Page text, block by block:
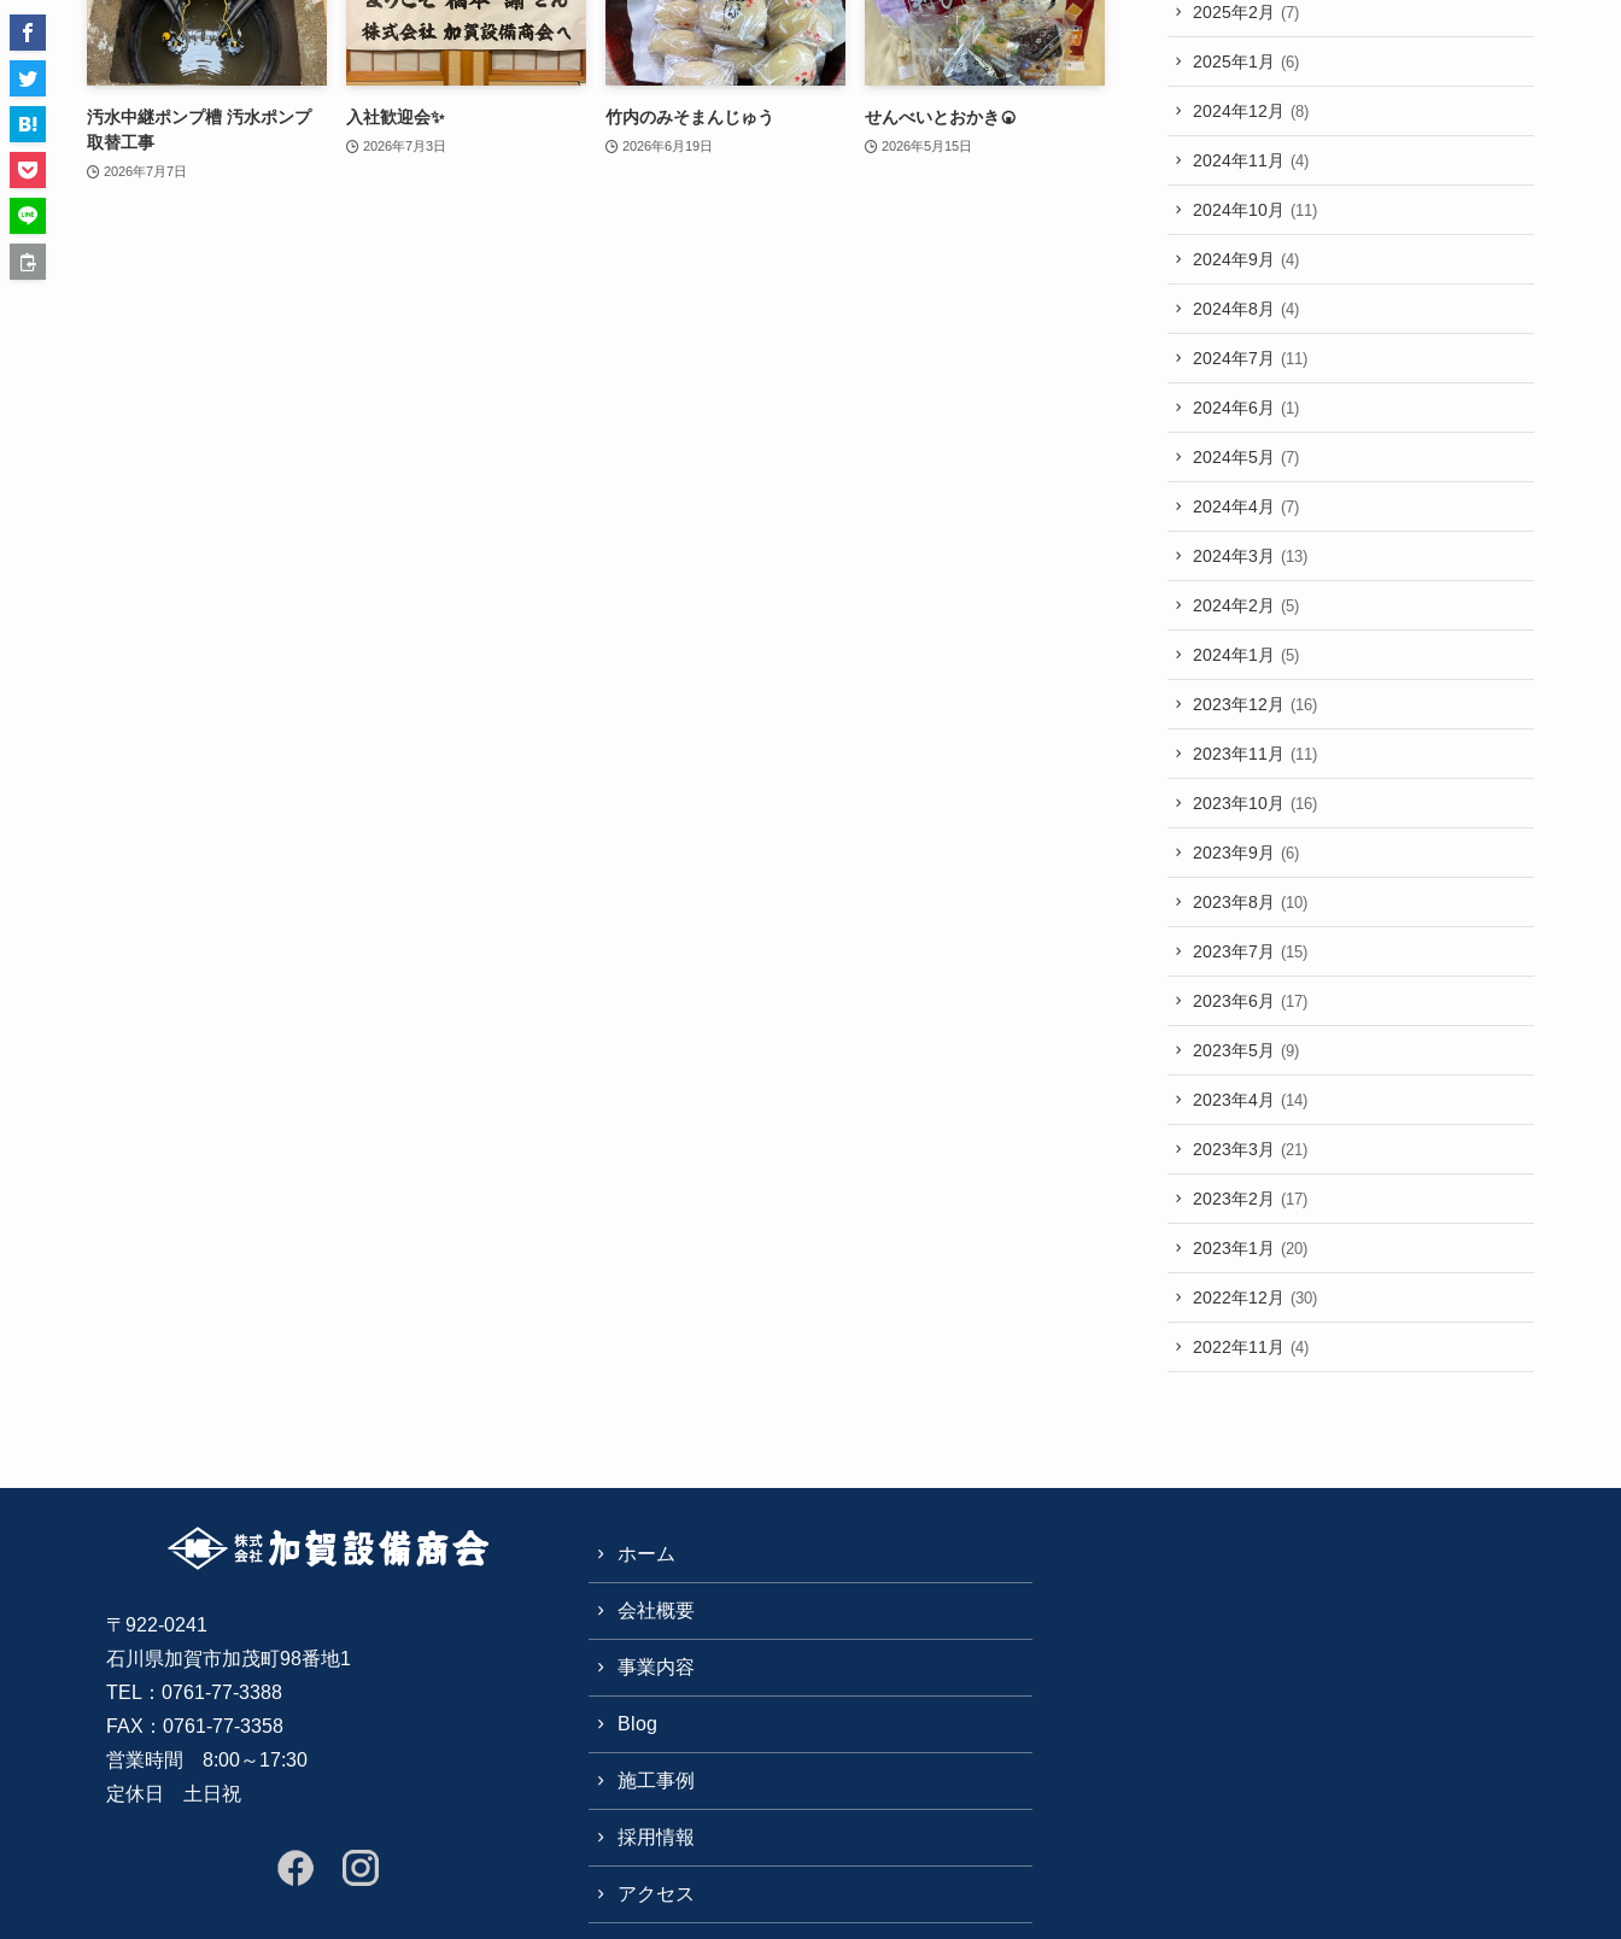
汚水中継ポンプ槽 汚水ポンプ
取替工事
2026年7月7日
入社歓迎会✨
2026年7月3日
竹内のみそまんじゅう
2026年6月19日
せんべいとおかき🍘
2026年5月15日
2025年2月 (7)
2025年1月 (6)
2024年12月 (8)
2024年11月 (4)
2024年10月 (11)
2024年9月 (4)
2024年8月 (4)
2024年7月 (11)
2024年6月 (1)
2024年5月 (7)
2024年4月 (7)
2024年3月 (13)
2024年2月 (5)
2024年1月 (5)
2023年12月 (16)
2023年11月 (11)
2023年10月 (16)
2023年9月 (6)
2023年8月 (10)
2023年7月 (15)
2023年6月 (17)
2023年5月 (9)
2023年4月 (14)
2023年3月 (21)
2023年2月 (17)
2023年1月 (20)
2022年12月 (30)
2022年11月 (4)
〒922-0241
石川県加賀市加茂町98番地1
TEL：0761-77-3388
FAX：0761-77-3358
営業時間 8:00～17:30
定休日 土日祝
ホーム
会社概要
事業内容
Blog
施工事例
採用情報
アクセス